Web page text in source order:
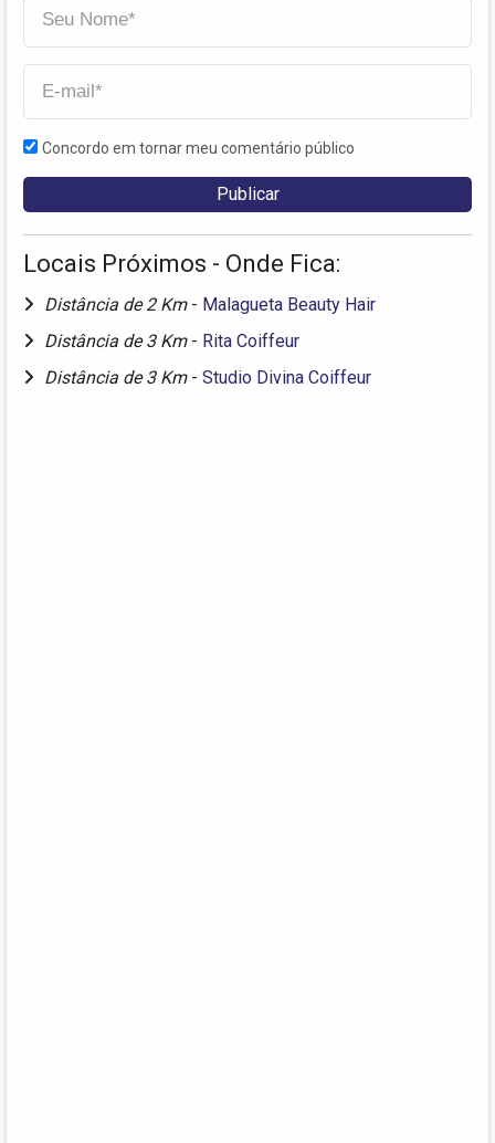
Concordo em tornar meu comentário público
Locais Próximos - Onde Fica:
Distância de 2 Km - Malagueta Beauty Hair
Distância de 3 Km - Rita Coiffeur
Distância de 3 Km - Studio Divina Coiffeur